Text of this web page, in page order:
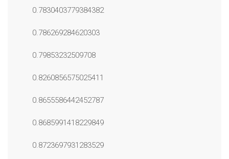
0.7830403779384382
0.786269284620303
0.79853232509708
0.8260856575025411
0.8655586442452787
0.8685991418229849
0.8723697931283529